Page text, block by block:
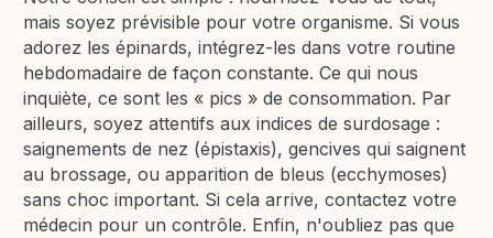
mais soyez prévisible pour votre organisme. Si vous
adorez les épinards, intégrez-les dans votre routine
hebdomadaire de façon constante. Ce qui nous
inquiète, ce sont les « pics » de consommation. Par
ailleurs, soyez attentifs aux indices de surdosage :
saignements de nez (épistaxis), gencives qui saignent
au brossage, ou apparition de bleus (ecchymoses)
sans choc important. Si cela arrive, contactez votre
médecin pour un contrôle. Enfin, n'oubliez pas que